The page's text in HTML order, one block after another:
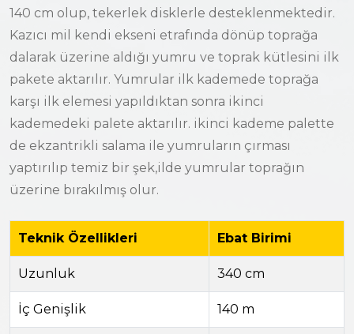
Copyright © 2026 Yiğitsan Tarım Makinaları
140 cm olup, tekerlek disklerle desteklenmektedir.
Kazıcı mil kendi ekseni etrafında dönüp toprağa
dalarak üzerine aldığı yumru ve toprak kütlesini ilk
pakete aktarılır. Yumrular ilk kademede toprağa
karşı ilk elemesi yapıldıktan sonra ikinci
kademedeki palete aktarılır. ikinci kademe palette
de ekzantrikli salama ile yumruların çırması
yaptırılıp temiz bir şek,ilde yumrular toprağın
üzerine bırakılmış olur.
Teknik Özellikleri Ebat Birimi
Uzunluk 340 cm
İç Genişlik 140 m